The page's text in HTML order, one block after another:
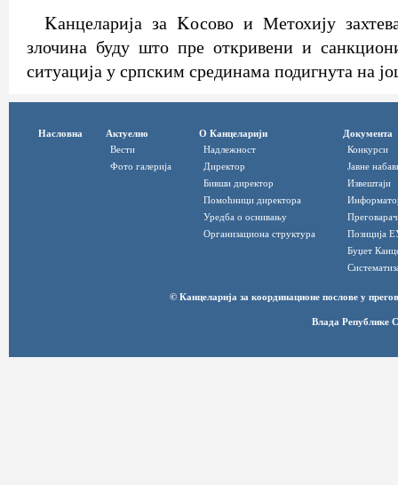
Kанцеларија за Kосово и Метохију
злочина буду што пре откривени и
ситуација у српским срединама подигнута на
Насловна Актуелно
Вести
Фото галерија
О Канцеларији
Надлежност
Директор
Бивши директор
Помоћници директора
Уредба о оснивању
Организациона структура
Документа
Конкурси
Јавне
Извештаји
Позиција
Буџет
© Канцеларија за координационе послове у
Влада Републике